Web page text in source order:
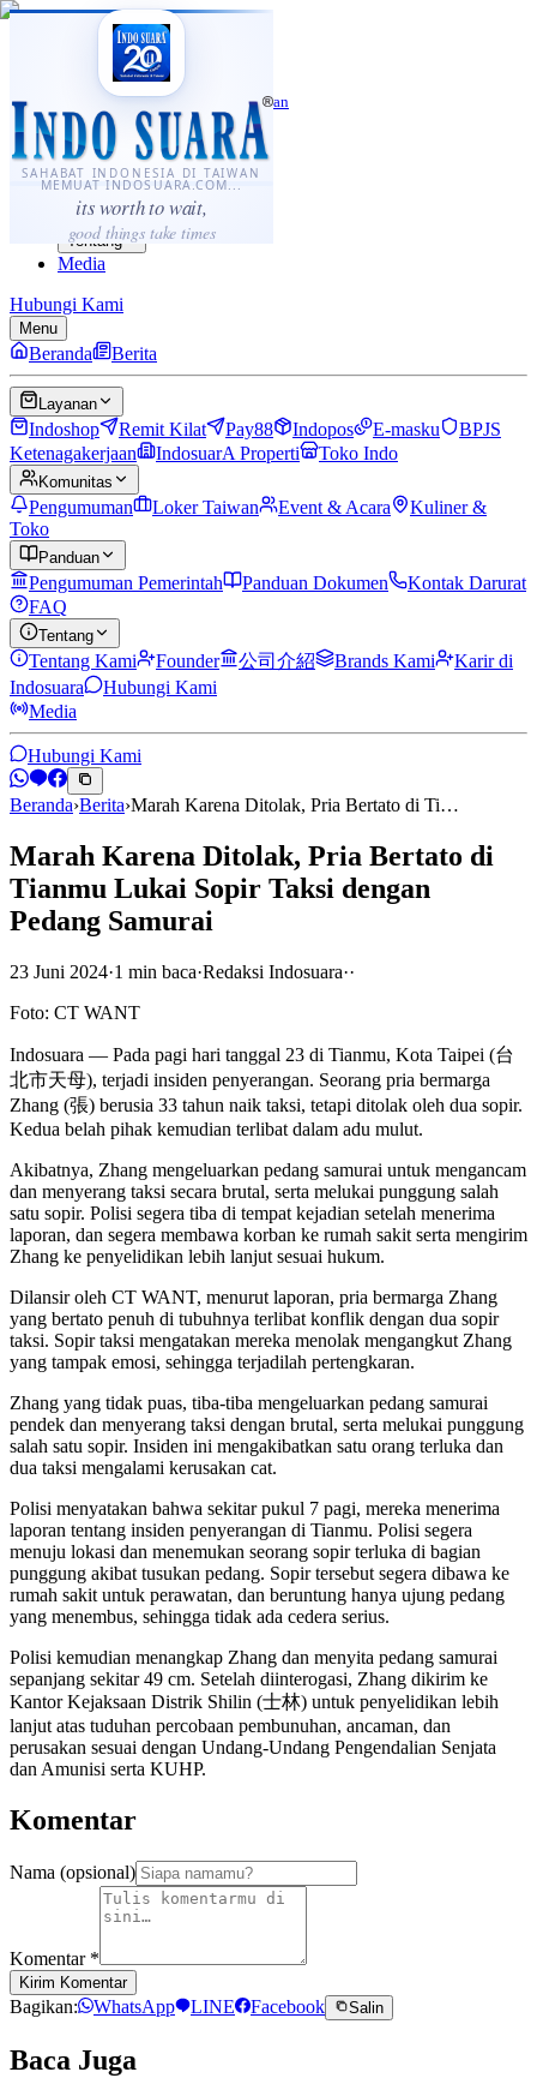
SAHABAT INDONESIA DI TAIWAN
MEMUAT INDOSUARA.COM...
its worth to wait,
good things take times
·...
⌘K
Sahabat Indonesia di Taiwan
Berita
Layanan
Komunitas
Panduan
Tentang
Media
Hubungi Kami
Menu
Beranda Berita
Layanan
Indoshop Remit Kilat Pay88 Indopos E-masku
BPJS
Ketenagakerjaan
IndosuarA Properti Toko Indo
Komunitas
Pengumuman Loker Taiwan Event & Acara
Kuliner &
Toko
Panduan
Pengumuman Pemerintah Panduan Dokumen
Kontak Darurat
FAQ
Tentang
Tentang Kami Founder 公司介紹 Brands Kami
Karir di
Indosuara
Hubungi Kami
Media
Hubungi Kami
Beranda›Berita›Marah Karena Ditolak, Pria Bertato di Ti…
Marah Karena Ditolak, Pria Bertato di
Tianmu Lukai Sopir Taksi dengan
Pedang Samurai
23 Juni 2024·1 min baca·Redaksi Indosuara··
Foto: CT WANT
Indosuara — Pada pagi hari tanggal 23 di Tianmu, Kota Taipei (台
北市天母), terjadi insiden penyerangan. Seorang pria bermarga
Zhang (張) berusia 33 tahun naik taksi, tetapi ditolak oleh dua sopir.
Kedua belah pihak kemudian terlibat dalam adu mulut.
Akibatnya, Zhang mengeluarkan pedang samurai untuk mengancam
dan menyerang taksi secara brutal, serta melukai punggung salah
satu sopir. Polisi segera tiba di tempat kejadian setelah menerima
laporan, dan segera membawa korban ke rumah sakit serta mengirim
Zhang ke penyelidikan lebih lanjut sesuai hukum.
Dilansir oleh CT WANT, menurut laporan, pria bermarga Zhang
yang bertato penuh di tubuhnya terlibat konflik dengan dua sopir
taksi. Sopir taksi mengatakan mereka menolak mengangkut Zhang
yang tampak emosi, sehingga terjadilah pertengkaran.
Zhang yang tidak puas, tiba-tiba mengeluarkan pedang samurai
pendek dan menyerang taksi dengan brutal, serta melukai punggung
salah satu sopir. Insiden ini mengakibatkan satu orang terluka dan
dua taksi mengalami kerusakan cat.
Polisi menyatakan bahwa sekitar pukul 7 pagi, mereka menerima
laporan tentang insiden penyerangan di Tianmu. Polisi segera
menuju lokasi dan menemukan seorang sopir terluka di bagian
punggung akibat tusukan pedang. Sopir tersebut segera dibawa ke
rumah sakit untuk perawatan, dan beruntung hanya ujung pedang
yang menembus, sehingga tidak ada cedera serius.
Polisi kemudian menangkap Zhang dan menyita pedang samurai
sepanjang sekitar 49 cm. Setelah diinterogasi, Zhang dikirim ke
Kantor Kejaksaan Distrik Shilin (士林) untuk penyelidikan lebih
lanjut atas tuduhan percobaan pembunuhan, ancaman, dan
perusakan sesuai dengan Undang-Undang Pengendalian Senjata
dan Amunisi serta KUHP.
Komentar
Nama (opsional)
Komentar *
Kirim Komentar
Bagikan: WhatsApp LINE Facebook Salin
Baca Juga